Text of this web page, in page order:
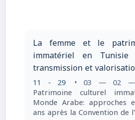
La femme et le
immatériel en Tunisie
transmission et
11 - 29 • 03 — 02 —
Patrimoine culturel
Monde Arabe: approches
ans après la Convention de